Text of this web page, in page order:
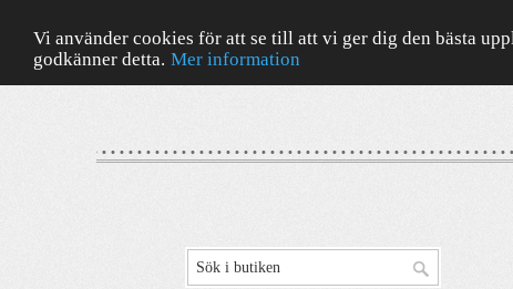
Vi använder cookies för att se till att vi ger dig den bästa
godkänner detta. Mer information